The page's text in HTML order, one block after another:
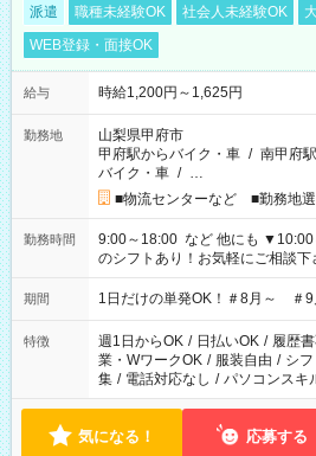
派遣 職種未経験OK 社会人未経験OK
WEB登録・面接OK
給与 時給1,200円～1,625円
勤務地
山梨県甲府市
甲府駅からバイク・車 / 南甲府
バイク・車 / …
■物流センターなど ■勤務地
勤務時間
9:00～18:00 など 他にも ▼10:00～19:00 ▼18:00～21:00 など
のシフトあり！お気軽にご相談下
期間 1日だけの単発OK！＃8月～ ＃9
特徴 週1日からOK / 日払いOK / 履歴
業・WワークOK / 服装自由 / シ
集 / 電話対応なし / パソコンスキ
気になる！ 応募する